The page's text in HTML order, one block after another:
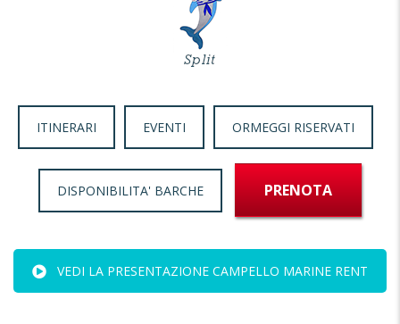
ITINERARI EVENTI ORMEGGI RISERVATI
DISPONIBILITA' BARCHE PRENOTA
VEDI LA PRESENTAZIONE CAMPELLO MARINE RENT